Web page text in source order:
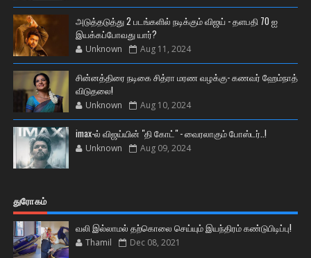
அடுத்தடுத்து 2 படங்களில் நடிக்கும் விஜய் - தளபதி 70 ஐ
இயக்கப்போவது யார்?
Unknown Aug 11, 2024
சின்னத்திரை நடிகை சித்ரா மரண வழக்கு- கணவர் ஹேம்நாத்
விடுதலை!
Unknown Aug 10, 2024
imax-ல் விஜய்யின் "தி கோட்" - வைரலாகும் போஸ்டர்..!
Unknown Aug 09, 2024
துரோகம்
வலி இல்லாமல் தற்கொலை செய்யும் இயந்திரம் கண்டுபிடிப்பு!
Thamil Dec 08, 2021